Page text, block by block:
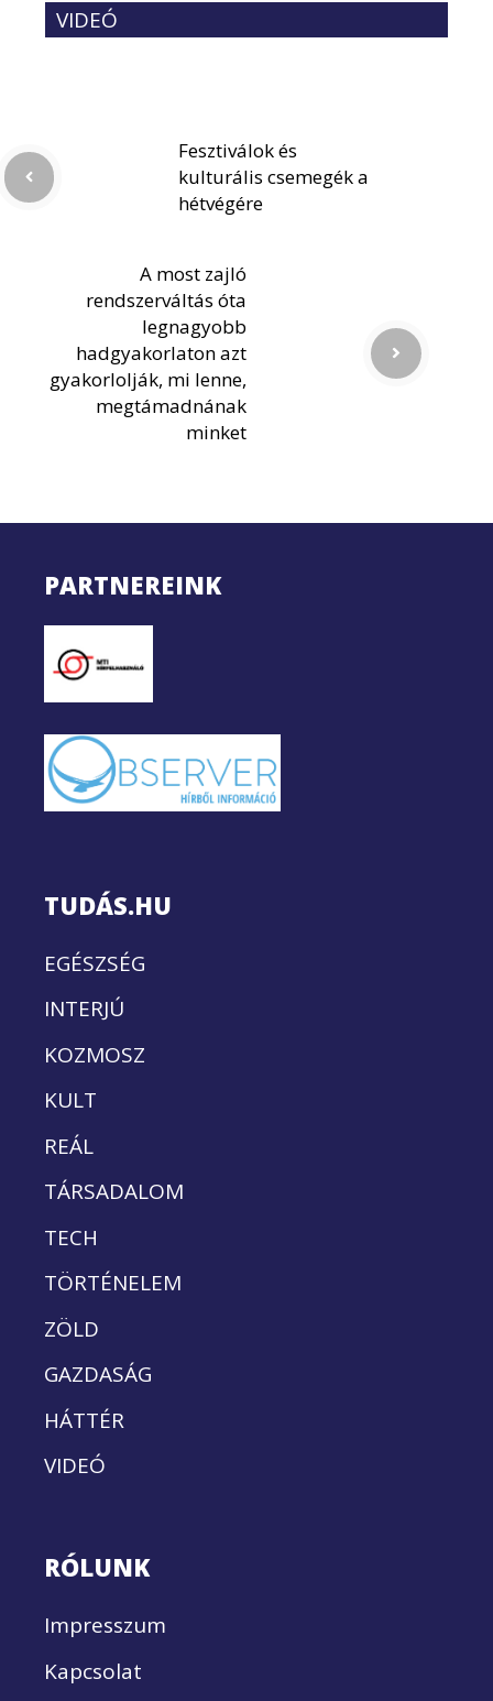
VIDEÓ
Fesztiválok és
kulturális csemegék a
hétvégére
A most zajló
rendszerváltás óta
legnagyobb
hadgyakorlaton azt
gyakorlolják, mi lenne,
megtámadnának
minket
PARTNEREINK
TUDÁS.HU
EGÉSZSÉG
INTERJÚ
KOZMOSZ
KULT
REÁL
TÁRSADALOM
TECH
TÖRTÉNELEM
ZÖLD
GAZDASÁG
HÁTTÉR
VIDEÓ
RÓLUNK
Impresszum
Kapcsolat